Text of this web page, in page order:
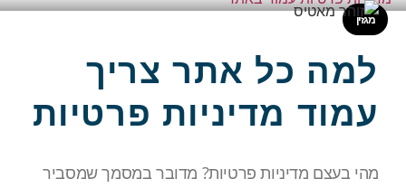
מגזין
למה כל אתר צריך
עמוד מדיניות פרטיות
מהי בעצם מדיניות פרטיות? מדובר במסמך שמסביר